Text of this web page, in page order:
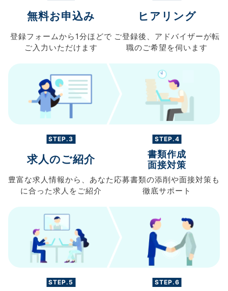
無料お申込み
登録フォームから 1分ほどで
ご入力 いただけます
ヒアリング
ご登録後、 アドバイザーが転
職のご希望を伺います
STEP.3
求人のご紹介
豊富な求人情報から、 あなた
に合った求人を ご紹介
STEP.4
書類作成
面接対策
応募書類の添削や面接対策も
徹底サポート
STEP.5 STEP.6